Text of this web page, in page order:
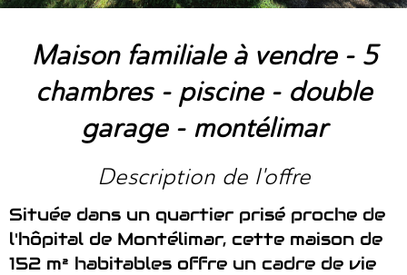
maison familiale à vendre - 5
chambres - piscine - double
garage - montélimar
description de l'offre
Située dans un quartier prisé proche de
l'hôpital de Montélimar, cette maison de
152 m² habitables offre un cadre de vie